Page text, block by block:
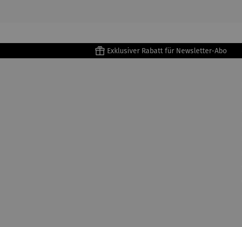
Exklusiver Rabatt für Newsletter-Abo